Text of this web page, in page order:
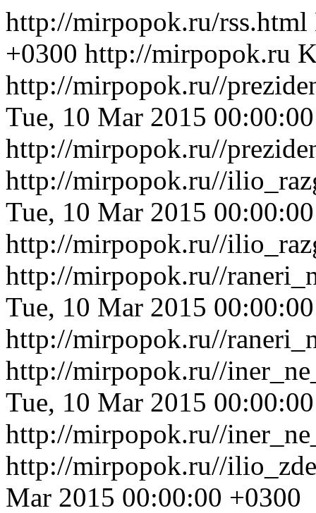
http://mirpopok.ru/rss.html
+0300 http://mirpopok.ru
http://mirpopok.ru//
Tue, 10 Mar 2015
http://mirpopok.ru//
http://mirpopok.ru//
Tue, 10 Mar 2015
http://mirpopok.ru//
http://mirpopok.ru//
Tue, 10 Mar 2015
http://mirpopok.ru//
http://mirpopok.ru//
Tue, 10 Mar 2015
http://mirpopok.ru//
http://mirpopok.ru//
Mar 2015 00:00:00 +0300